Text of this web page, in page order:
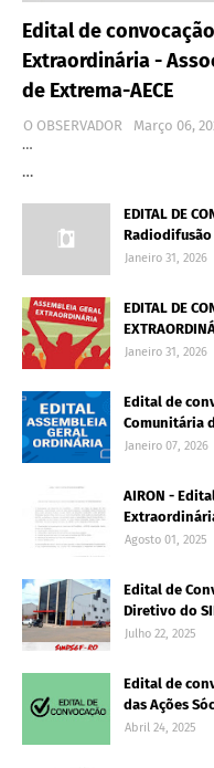
Edital de
Extraordinária -
de Extrema-AECE
O OBSERVADOR
Março 06,
…
…
EDITAL DE
Radiodifusão
Janeiro 31, 2026
EDITAL DE
Janeiro 31, 2026
Edital de
Comunitária
Janeiro 07, 2026
AIRON -
Agosto 01, 2025
Edital de
Diretivo do
Julho 22, 2025
Edital de
das Ações
Abril 24, 2025